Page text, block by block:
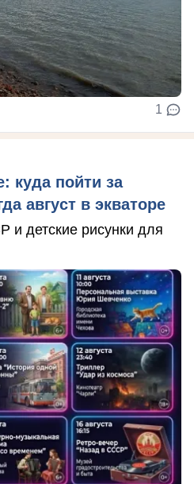
1
куда пойти за
август в экваторе
детские рисунки для